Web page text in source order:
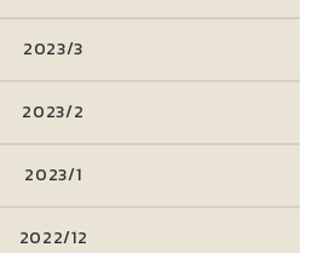
2023/3
2023/2
2023/1
2022/12